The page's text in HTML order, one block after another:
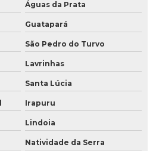
Águas da Prata
Guatapará
São Pedro do Turvo
Lavrinhas
Santa Lúcia
Irapuru
Lindoia
Natividade da Serra